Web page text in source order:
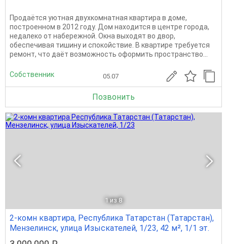
Продаётся уютная двухкомнатная квартира в доме,
построенном в 2012 году. Дом находится в центре города,
недалеко от набережной. Окна выходят во двор,
обеспечивая тишину и спокойствие. В квартире требуется
ремонт, что даёт возможность оформить пространство...
Собственник 05.07
Позвонить
1 из 8
2-комн квартира, Республика Татарстан (Татарстан),
Мензелинск, улица Изыскателей, 1/23, 42 м², 1/1 эт.